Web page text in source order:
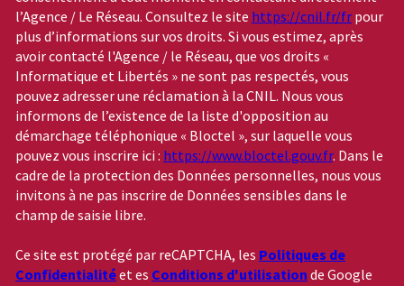
l’Agence / Le Réseau. Consultez le site https://cnil.fr/fr pour
plus d’informations sur vos droits. Si vous estimez, après
avoir contacté l'Agence / le Réseau, que vos droits «
Informatique et Libertés » ne sont pas respectés, vous
pouvez adresser une réclamation à la CNIL. Nous vous
informons de l’existence de la liste d'opposition au
démarchage téléphonique « Bloctel », sur laquelle vous
pouvez vous inscrire ici : https://www.bloctel.gouv.fr. Dans le
cadre de la protection des Données personnelles, nous vous
invitons à ne pas inscrire de Données sensibles dans le
champ de saisie libre.
Ce site est protégé par reCAPTCHA, les Politiques de
Confidentialitéet es Conditions d'utilisation de Google